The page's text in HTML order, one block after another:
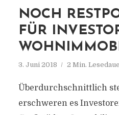
NOCH
FÜR
3. Juni 2018 2 Min.
Überdurchschnittlich
erschweren es